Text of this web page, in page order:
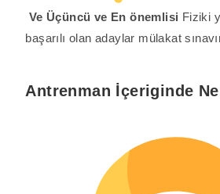
Ve Üçüncü ve En önemlisi Fiziki
başarılı olan adaylar mülakat
Antrenman İçeriginde